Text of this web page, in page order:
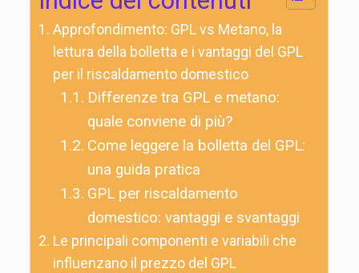
Approfondimento: GPL vs Metano, la
lettura della bolletta e i vantaggi del GPL
per il riscaldamento domestico
Differenze tra GPL e metano:
quale conviene di più?
Come leggere la bolletta del GPL:
una guida pratica
GPL per riscaldamento
domestico: vantaggi e svantaggi
Le principali componenti e variabili che
influenzano il prezzo del GPL